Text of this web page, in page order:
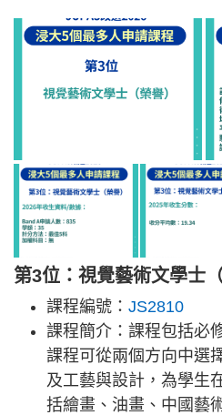
第3位：視覺藝術文學士（
課程編號： JS2810
課程簡介：課程包括必
課程可從兩個方向中選
及工藝與設計，為學生
括繪畫、油畫、中國藝